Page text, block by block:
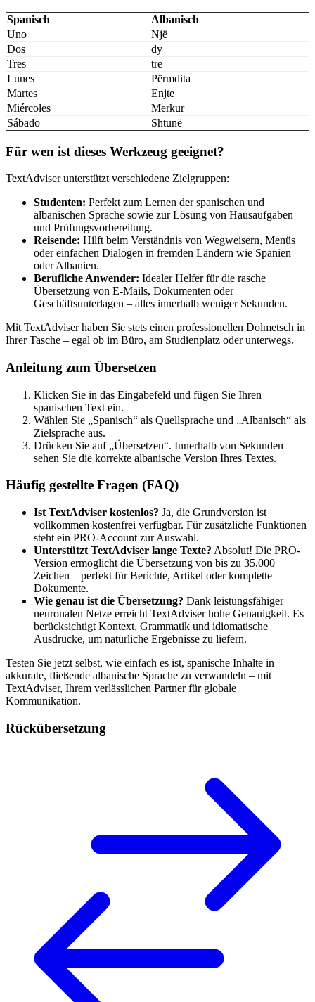
Spanisch
Albanisch
Uno
Një
Dos
dy
Tres
tre
Lunes
Përmdita
Martes
Enjte
Miércoles
Merkur
Sábado
Shtunë
Für wen ist dieses Werkzeug geeignet?
TextAdviser unterstützt verschiedene Zielgruppen:
Studenten: Perfekt zum Lernen der spanischen und
albanischen Sprache sowie zur Lösung von Hausaufgaben
und Prüfungsvorbereitung.
Reisende: Hilft beim Verständnis von Wegweisern, Menüs
oder einfachen Dialogen in fremden Ländern wie Spanien
oder Albanien.
Berufliche Anwender: Idealer Helfer für die rasche
Übersetzung von E-Mails, Dokumenten oder
Geschäftsunterlagen – alles innerhalb weniger Sekunden.
Mit TextAdviser haben Sie stets einen professionellen Dolmetsch in
Ihrer Tasche – egal ob im Büro, am Studienplatz oder unterwegs.
Anleitung zum Übersetzen
Klicken Sie in das Eingabefeld und fügen Sie Ihren
spanischen Text ein.
Wählen Sie „Spanisch“ als Quellsprache und „Albanisch“ als
Zielsprache aus.
Drücken Sie auf „Übersetzen“. Innerhalb von Sekunden
sehen Sie die korrekte albanische Version Ihres Textes.
Häufig gestellte Fragen (FAQ)
Ist TextAdviser kostenlos? Ja, die Grundversion ist
vollkommen kostenfrei verfügbar. Für zusätzliche Funktionen
steht ein PRO-Account zur Auswahl.
Unterstützt TextAdviser lange Texte? Absolut! Die PRO-
Version ermöglicht die Übersetzung von bis zu 35.000
Zeichen – perfekt für Berichte, Artikel oder komplette
Dokumente.
Wie genau ist die Übersetzung? Dank leistungsfähiger
neuronalen Netze erreicht TextAdviser hohe Genauigkeit. Es
berücksichtigt Kontext, Grammatik und idiomatische
Ausdrücke, um natürliche Ergebnisse zu liefern.
Testen Sie jetzt selbst, wie einfach es ist, spanische Inhalte in
akkurate, fließende albanische Sprache zu verwandeln – mit
TextAdviser, Ihrem verlässlichen Partner für globale
Kommunikation.
Rückübersetzung